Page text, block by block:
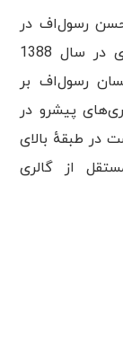
محسن رسول‌اف در
سانحه هوایی و برای گرامی داشت نام وی در سال 1388
رسول‌اف بر
پیشرو در
در طبقهٔ بالای
از گالری